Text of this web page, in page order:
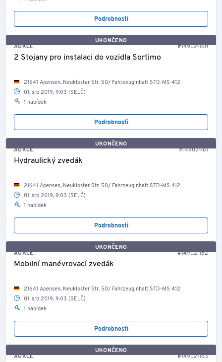
Podrobnosti
UKONČENO
AUKCE
#14902-160
2 Stojany pro instalaci do vozidla Sortimo
21641 Apensen, Neukloster Str. 50/ Fahrzeuginhalt STD-MS 412
01. srp 2019, 9:03 (SELČ)
1 nabídek
Podrobnosti
UKONČENO
AUKCE
#14902-161
Hydraulický zvedák
21641 Apensen, Neukloster Str. 50/ Fahrzeuginhalt STD-MS 412
01. srp 2019, 9:03 (SELČ)
1 nabídek
Podrobnosti
UKONČENO
AUKCE
#14902-162
Mobilní manévrovací zvedák
21641 Apensen, Neukloster Str. 50/ Fahrzeuginhalt STD-MS 412
01. srp 2019, 9:03 (SELČ)
1 nabídek
Podrobnosti
UKONČENO
AUKCE
#14902-163